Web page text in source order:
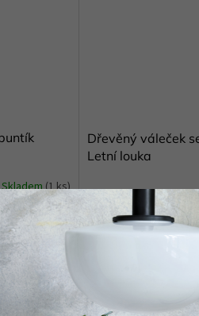
Skladem(1 ks)
Do košíku
je
Dřevěný váleček
Letní louka
738 Kč
Dřevěný váleček na
sušenek, keksů nebo